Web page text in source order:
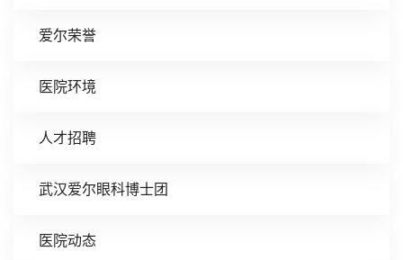
爱尔荣誉
医院环境
人才招聘
武汉爱尔眼科博士团
医院动态